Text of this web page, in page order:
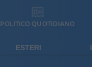
POLITICO QUOTIDIANO
ESTERI